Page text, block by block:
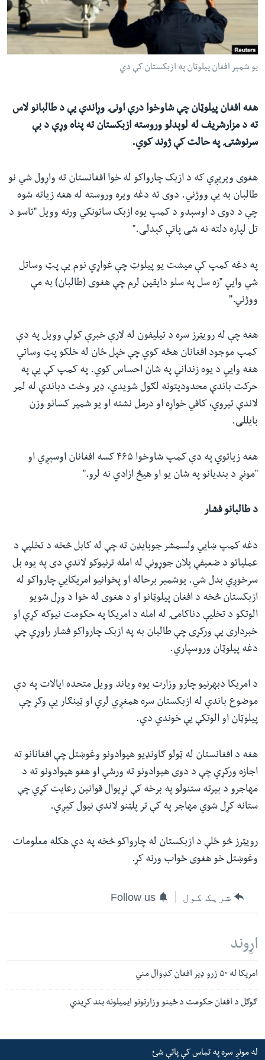
ځای
ته
له مونږ سره په تماس کې پاتې شئ
یو شمېر افغان پیلوټان په ازبکستان کې دي
هغه افغان پیلوټان چې شاوخوا درې اونۍ وړاندې یې د طالبانو لاس
ته د مزارشریف له لوېدلو وروسته ازبکستان ته پناه وړې د بې
سرنوشتۍ په حالت کې ژوند کوي.
هغوی ویریږي که د ازبک چارواکو له خوا افغانستان ته واړول شي نو
طالبان به یې ووژني. دوی ته دغه ویره وروسته له هغه زیاته شوه
چې د دوی د اوسېدو د کمپ یوه ازبک ساتونکي ورته وویل "تاسو د
تل لپاره دلته نه شی پاتې کېدلی."
په دغه کمپ کې میشت یو پیلوټ چې غواړي نوم یې پټ وساتل
شي وايي "زه سل په سلو دایقین لرم چې هغوی (طالبان) به مې
ووژني.”
هغه چې له رویټرز سره د تیلیفون له لارې خبرې کولې وویل په دې
کمپ موجود افغانان هڅه کوي چې خپل ځان له خلکو پټ وساتي
هغه وايي د یوه زنداني په شان احساس کوي. په کمپ کې یې په
حرکت باندې محدودیتونه لګول شویدي، ډیر وخت دباندې له لمر
لاندې تیروي، کافي خواړه او درمل نشته او یو شمیر کسانو وزن
بایللی.
هغه زیاتوي په دې کمپ شاوخوا ۴۶۵ کسه افغانان اوسېږي او
"مونږ د بندیانو په شان یو او هیڅ ازادي نه لرو."
د طالبانو فشار
دغه کمپ ښايي ولسمشر جوبایډن ته چې له کابل څخه د تخلیې د
عملیاتو د ضعیفې پلان جوړونې له امله ترنیوکو لاندې دی په یوه بل
سرخوږي بدل شي. یوشمیر برحاله او پخوانیو امریکايي چارواکو له
ازبکستان څخه د افغان پیلوټانو او د هغوی له خوا د وړل شویو
الوتکو د تخلیې دناکامۍ له امله د امریکا په حکومت نیوکه کړې او
خبرداری یې ورکړی چې طالبان به په ازبک چارواکو فشار راوړي چې
دغه پیلوټان وروسپاري.
د امریکا دبهرنیو چارو وزارت یوه ویاند وویل متحده ایالات په دې
موضوع باندې له ازبکستان سره همغږي لري او ټینګار یې وکړ چې
پیلوټان او الوتکې یې خوندي دي.
هغه د افغانستان له ټولو ګاونډیو هیوادونو وغوښتل چې افغانانو ته
اجازه ورکړي چې د دوی هیوادونو ته ورشي او هغو هیوادونو ته د
مهاجرو د بیرته ستنولو په برخه کې نړیوال قوانین رعایت کړي چې
ستانه کړل شوي مهاجر په کې تر پلټنو لاندې نیول کیږي.
رویټرز څو ځلې د ازبکستان له چارواکو څخه په دې هکله معلومات
وغوښتل خو هغوی ځواب ورنه کړ.
شریک کول Follow us
اړوند
امریکا له ۵۰ زرو ډیر افغان کډوال مني
ګوګل د افغان حکومت د ځینو وزارتونو ایمیلونه بند کړیدي
له مونږ سره په تماس کې پاتې شئ